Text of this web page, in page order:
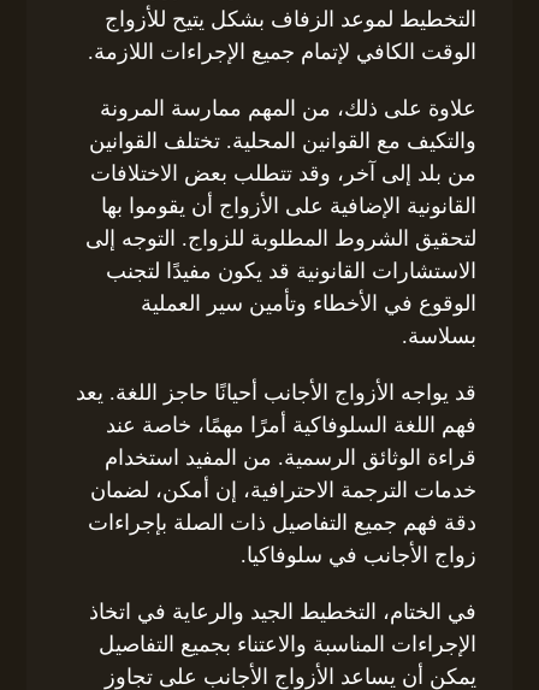
التخطيط لموعد الزفاف بشكل يتيح للأزواج
الوقت الكافي لإتمام جميع الإجراءات اللازمة.
علاوة على ذلك، من المهم ممارسة المرونة
والتكيف مع القوانين المحلية. تختلف القوانين
من بلد إلى آخر، وقد تتطلب بعض الاختلافات
القانونية الإضافية على الأزواج أن يقوموا بها
لتحقيق الشروط المطلوبة للزواج. التوجه إلى
الاستشارات القانونية قد يكون مفيدًا لتجنب
الوقوع في الأخطاء وتأمين سير العملية
بسلاسة.
قد يواجه الأزواج الأجانب أحيانًا حاجز اللغة. يعد
فهم اللغة السلوفاكية أمرًا مهمًا، خاصة عند
قراءة الوثائق الرسمية. من المفيد استخدام
خدمات الترجمة الاحترافية، إن أمكن، لضمان
دقة فهم جميع التفاصيل ذات الصلة بإجراءات
زواج الأجانب في سلوفاكيا.
في الختام، التخطيط الجيد والرعاية في اتخاذ
الإجراءات المناسبة والاعتناء بجميع التفاصيل
يمكن أن يساعد الأزواج الأجانب على تجاوز